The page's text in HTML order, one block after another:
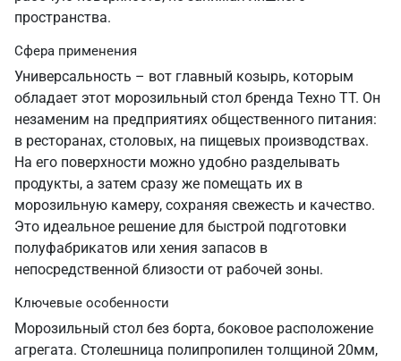
пространства.
Сфера применения
Универсальность – вот главный козырь, которым
обладает этот морозильный стол бренда Техно ТТ. Он
незаменим на предприятиях общественного питания:
в ресторанах, столовых, на пищевых производствах.
На его поверхности можно удобно разделывать
продукты, а затем сразу же помещать их в
морозильную камеру, сохраняя свежесть и качество.
Это идеальное решение для быстрой подготовки
полуфабрикатов или хения запасов в
непосредственной близости от рабочей зоны.
Ключевые особенности
Морозильный стол без борта, боковое расположение
агрегата. Столешница полипропилен толщиной 20мм,